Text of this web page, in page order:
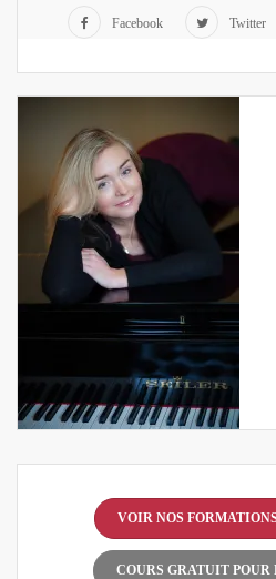
Facebook Twitter
VOIR NOS
COURS GRATUIT